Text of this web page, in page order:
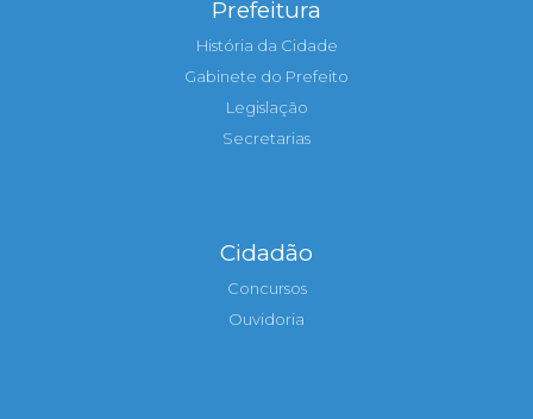
Prefeitura
História da Cidade
Gabinete do Prefeito
Legislação
Secretarias
Cidadão
Concursos
Ouvidoria